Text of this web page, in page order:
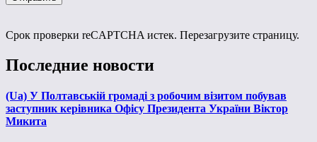
Срок проверки reCAPTCHA истек. Перезагрузите страницу.
Последние новости
(Ua) У Полтавській громаді з робочим візитом побував
заступник керівника Офісу Президента України Віктор
Микита